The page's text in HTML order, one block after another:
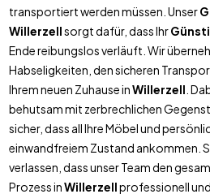
transportiert werden müssen. Unser
Willerzellsorgt dafür, dass Ihr
Ende reibungslos verläuft. Wir
Habseligkeiten, den sicheren
Ihrem neuen Zuhause inWillerzell .
behutsam mit zerbrechlichen
sicher, dass all Ihre Möbel und
einwandfreiem Zustand ankommen.
verlassen, dass unser Team den
Prozess inWillerzellprofessionell